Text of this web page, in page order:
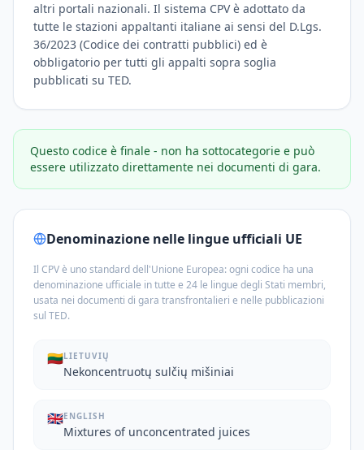
altri portali nazionali. Il sistema CPV è adottato da
tutte le stazioni appaltanti italiane ai sensi del D.Lgs.
36/2023 (Codice dei contratti pubblici) ed è
obbligatorio per tutti gli appalti sopra soglia
pubblicati su TED.
Questo codice è finale - non ha sottocategorie e può
essere utilizzato direttamente nei documenti di gara.
Denominazione nelle lingue ufficiali UE
Il CPV è uno standard dell'Unione Europea: ogni codice ha una
denominazione ufficiale in tutte e 24 le lingue degli Stati membri,
usata nei documenti di gara transfrontalieri e nelle pubblicazioni
sul TED.
🇱🇹LIETUVIŲ
Nekoncentruotų sulčių mišiniai
🇬🇧ENGLISH
Mixtures of unconcentrated juices